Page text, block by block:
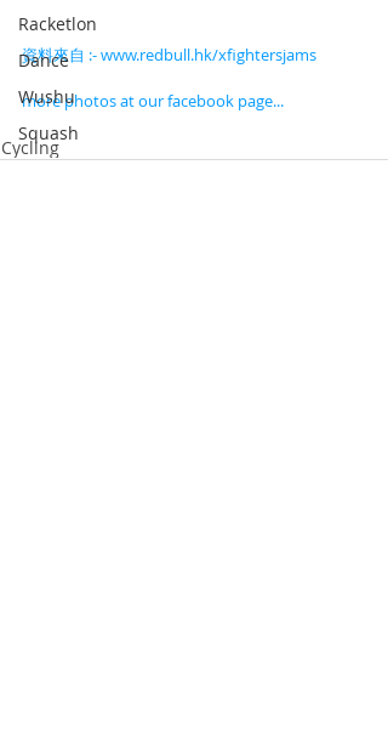
Racketlon
Dance
Wushu
Squash
資料來自 :- www.redbull.hk/xfightersjams
more photos at our facebook page...
Cycling